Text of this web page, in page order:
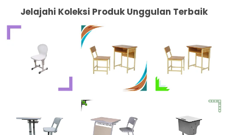
Jelajahi Koleksi Produk Unggulan Terbaik